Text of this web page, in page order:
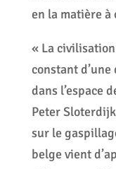
en la matière à
« La
constant
dans l’espace
Peter
sur le
belge vient